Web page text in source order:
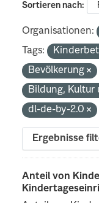
Sortieren nach
Organisationen:
Tags:
Bevölkerung
Bildung,
dl-de-by-2.0
Ergebnisse
Anteil von